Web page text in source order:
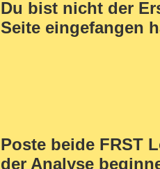
Du bist nicht der
Seite eingefangen
Poste beide FRST
der Analyse